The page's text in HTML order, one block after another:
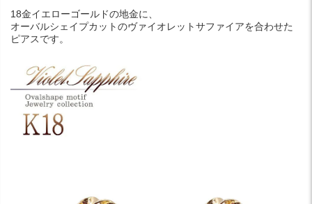
18金イエローゴールドの地金に、
オーバルシェイプカットのヴァイオレットサファイアを合わせた
ピアスです。